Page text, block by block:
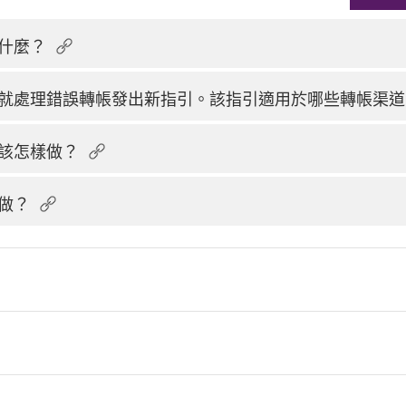
麼？
處理錯誤轉帳發出新指引。該指引適用於哪些轉帳渠
怎樣做？
？